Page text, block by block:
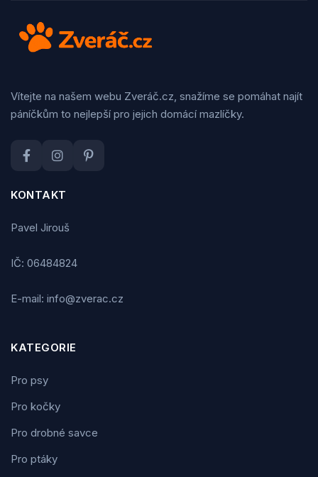
Vítejte na našem webu Zveráč.cz, snažíme se pomáhat najít
páníčkům to nejlepší pro jejich domácí mazlíčky.
KONTAKT
Pavel Jirouš
IČ: 06484824
E-mail: info@zverac.cz
KATEGORIE
Pro psy
Pro kočky
Pro drobné savce
Pro ptáky